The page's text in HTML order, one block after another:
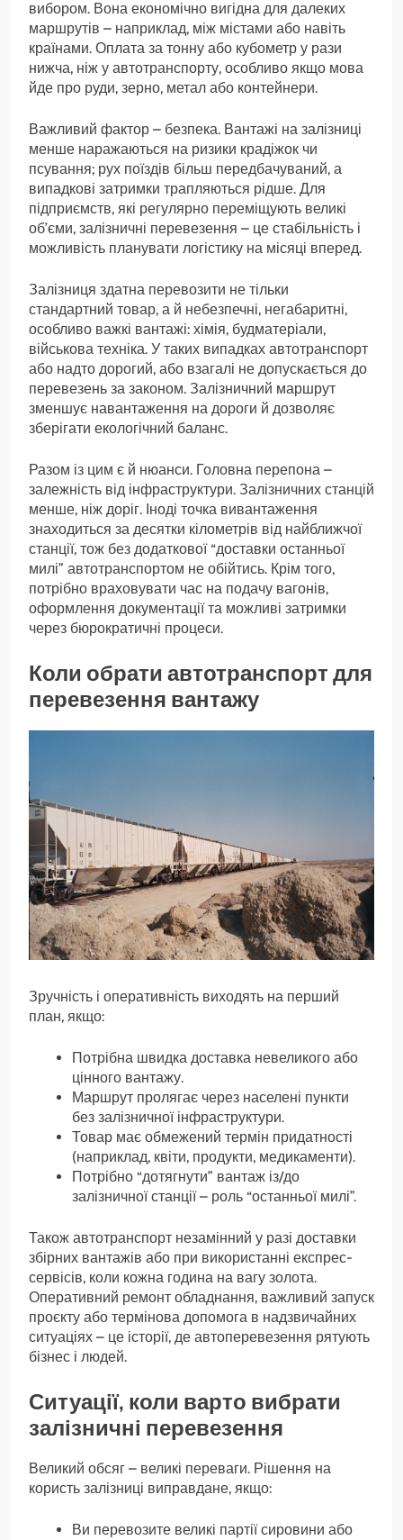
вибором. Вона економічно вигідна для далеких
маршрутів – наприклад, між містами або навіть
країнами. Оплата за тонну або кубометр у рази
нижча, ніж у автотранспорту, особливо якщо мова
йде про руди, зерно, метал або контейнери.
Важливий фактор – безпека. Вантажі на залізниці
менше наражаються на ризики крадіжок чи
псування; рух поїздів більш передбачуваний, а
випадкові затримки трапляються рідше. Для
підприємств, які регулярно переміщують великі
об’єми, залізничні перевезення – це стабільність і
можливість планувати логістику на місяці вперед.
Залізниця здатна перевозити не тільки
стандартний товар, а й небезпечні, негабаритні,
особливо важкі вантажі: хімія, будматеріали,
військова техніка. У таких випадках автотранспорт
або надто дорогий, або взагалі не допускається до
перевезень за законом. Залізничний маршрут
зменшує навантаження на дороги й дозволяє
зберігати екологічний баланс.
Разом із цим є й нюанси. Головна перепона –
залежність від інфраструктури. Залізничних станцій
менше, ніж доріг. Іноді точка вивантаження
знаходиться за десятки кілометрів від найближчої
станції, тож без додаткової “доставки останньої
милі” автотранспортом не обійтись. Крім того,
потрібно враховувати час на подачу вагонів,
оформлення документації та можливі затримки
через бюрократичні процеси.
Коли обрати автотранспорт для
перевезення вантажу
Зручність і оперативність виходять на перший
план, якщо:
Потрібна швидка доставка невеликого або
цінного вантажу.
Маршрут пролягає через населені пункти
без залізничної інфраструктури.
Товар має обмежений термін придатності
(наприклад, квіти, продукти, медикаменти).
Потрібно “дотягнути” вантаж із/до
залізничної станції – роль “останньої милі”.
Також автотранспорт незамінний у разі доставки
збірних вантажів або при використанні експрес-
сервісів, коли кожна година на вагу золота.
Оперативний ремонт обладнання, важливий запуск
проєкту або термінова допомога в надзвичайних
ситуаціях – це історії, де автоперевезення рятують
бізнес і людей.
Ситуації, коли варто вибрати
залізничні перевезення
Великий обсяг – великі переваги. Рішення на
користь залізниці виправдане, якщо:
Ви перевозите великі партії сировини або